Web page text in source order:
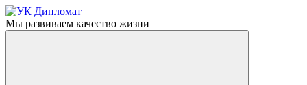
Мы развиваем качество жизни